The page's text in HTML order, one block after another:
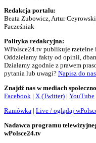
Redakcja portalu:
Beata Zubowicz, Artur
Pacześniak
Polityka redakcyjna:
WPolsce24.tv publikuje rzetelne
Oddzielamy fakty od opinii,
Działamy zgodnie z prawem
pytania lub uwagi? Napisz do nas
Znajdź nas w mediach
Facebook | X (Twitter) | YouTube
Ramówka | Live / oglądaj
Nadawca programu
wPolsce24.tv